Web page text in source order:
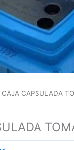
CAJA CAPSULADA